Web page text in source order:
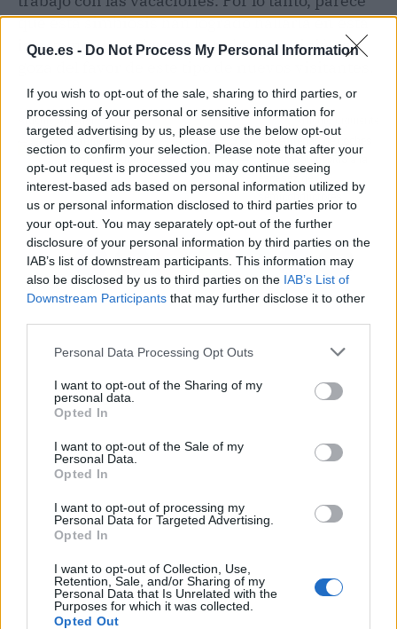
Que.es - Do Not Process My Personal Information
If you wish to opt-out of the sale, sharing to third parties, or
processing of your personal or sensitive information for
targeted advertising by us, please use the below opt-out
section to confirm your selection. Please note that after your
opt-out request is processed you may continue seeing
interest-based ads based on personal information utilized by
us or personal information disclosed to third parties prior to
your opt-out. You may separately opt-out of the further
disclosure of your personal information by third parties on the
IAB’s list of downstream participants. This information may
also be disclosed by us to third parties on the IAB’s List of
Downstream Participants that may further disclose it to other
Personal Data Processing Opt Outs
I want to opt-out of the Sharing of my
personal data.
Opted In
I want to opt-out of the Sale of my
Personal Data.
Opted In
I want to opt-out of processing my
Personal Data for Targeted Advertising.
Opted In
I want to opt-out of Collection, Use,
Retention, Sale, and/or Sharing of my
Personal Data that Is Unrelated with the
Purposes for which it was collected.
Opted Out
que esta simbiosis han logrado hallarla en esta
isla, aunque es cierto que todo el archipiélago
Artículo anterior
amortiguadores
Artículo siguiente
Las entregas de coches
se retrasan debido a la
Publicidad